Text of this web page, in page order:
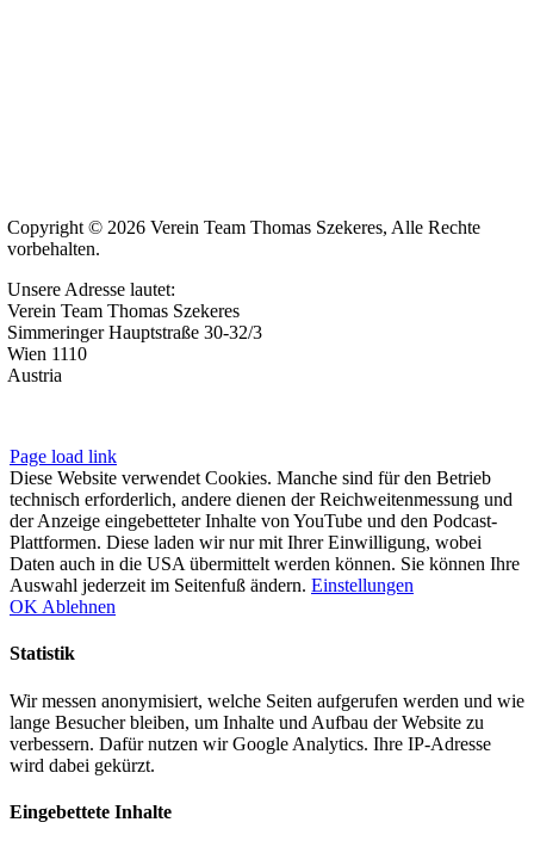
Copyright © 2026 Verein Team Thomas Szekeres, Alle Rechte
vorbehalten.
Unsere Adresse lautet:
Verein Team Thomas Szekeres
Simmeringer Hauptstraße 30-32/3
Wien 1110
Austria
Page load link
Diese Website verwendet Cookies. Manche sind für den Betrieb
technisch erforderlich, andere dienen der Reichweitenmessung und
der Anzeige eingebetteter Inhalte von YouTube und den Podcast-
Plattformen. Diese laden wir nur mit Ihrer Einwilligung, wobei
Daten auch in die USA übermittelt werden können. Sie können Ihre
Auswahl jederzeit im Seitenfuß ändern. Einstellungen
OK Ablehnen
Statistik
Wir messen anonymisiert, welche Seiten aufgerufen werden und wie
lange Besucher bleiben, um Inhalte und Aufbau der Website zu
verbessern. Dafür nutzen wir Google Analytics. Ihre IP-Adresse
wird dabei gekürzt.
Eingebettete Inhalte